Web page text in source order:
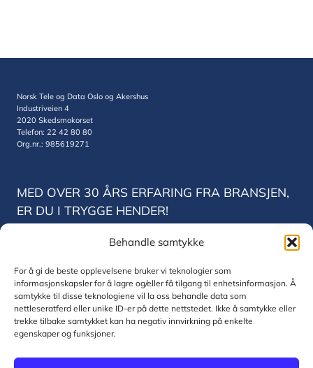
Behandle samtykke
For å gi de beste opplevelsene bruker vi teknologier som
informasjonskapsler for å lagre og/eller få tilgang til enhetsinformasjon. Å
samtykke til disse teknologiene vil la oss behandle data som
nettleseratferd eller unike ID-er på dette nettstedet. Ikke å samtykke eller
trekke tilbake samtykket kan ha negativ innvirkning på enkelte
egenskaper og funksjoner.
Norsk Tele og Data Oslo og Akershus
Industriveien 4
2020 Skedsmokorset
Telefon: 22 42 80 80
Org.nr.: 985619271
MED OVER 30 ÅRS ERFARING FRA BRANSJEN,
ER DU I TRYGGE HENDER!
Norsk Tele og Data Trondheim
7075 Trondheim
Telefon: 22 42 80 80
Org.nr.: 830771832